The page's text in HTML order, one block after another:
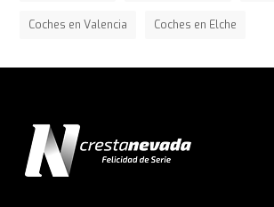
Coches en Valencia Coches en Elche